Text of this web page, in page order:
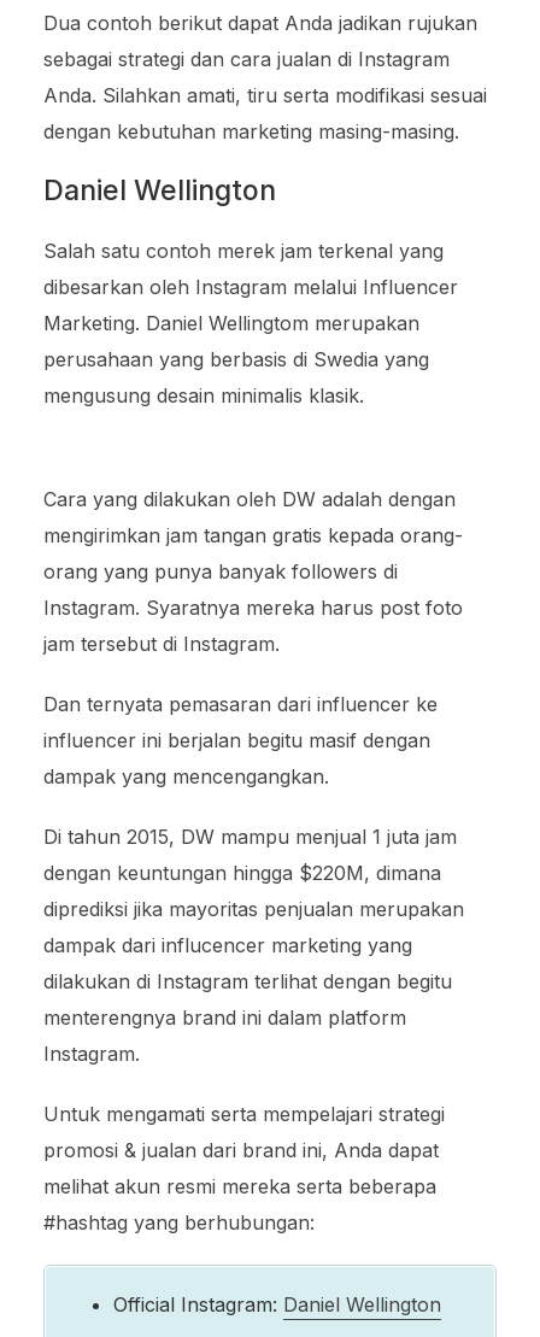
Dua contoh berikut dapat Anda jadikan rujukan
sebagai strategi dan cara jualan di Instagram
Anda. Silahkan amati, tiru serta modifikasi sesuai
dengan kebutuhan marketing masing-masing.
Daniel Wellington
Salah satu contoh merek jam terkenal yang
dibesarkan oleh Instagram melalui Influencer
Marketing. Daniel Wellingtom merupakan
perusahaan yang berbasis di Swedia yang
mengusung desain minimalis klasik.
Cara yang dilakukan oleh DW adalah dengan
mengirimkan jam tangan gratis kepada orang-
orang yang punya banyak followers di
Instagram. Syaratnya mereka harus post foto
jam tersebut di Instagram.
Dan ternyata pemasaran dari influencer ke
influencer ini berjalan begitu masif dengan
dampak yang mencengangkan.
Di tahun 2015, DW mampu menjual 1 juta jam
dengan keuntungan hingga $220M, dimana
diprediksi jika mayoritas penjualan merupakan
dampak dari influcencer marketing yang
dilakukan di Instagram terlihat dengan begitu
menterengnya brand ini dalam platform
Instagram.
Untuk mengamati serta mempelajari strategi
promosi & jualan dari brand ini, Anda dapat
melihat akun resmi mereka serta beberapa
#hashtag yang berhubungan:
Official Instagram: Daniel Wellington